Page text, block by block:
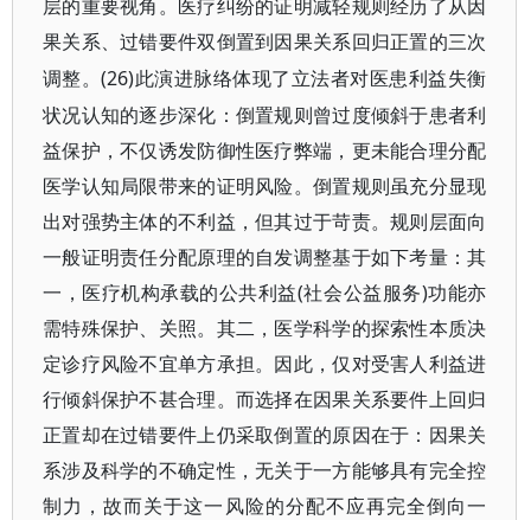
层的重要视角。医疗纠纷的证明减轻规则经历了从因
果关系、过错要件双倒置到因果关系回归正置的三次
调整。(26)此演进脉络体现了立法者对医患利益失衡
状况认知的逐步深化：倒置规则曾过度倾斜于患者利
益保护，不仅诱发防御性医疗弊端，更未能合理分配
医学认知局限带来的证明风险。倒置规则虽充分显现
出对强势主体的不利益，但其过于苛责。规则层面向
一般证明责任分配原理的自发调整基于如下考量：其
一，医疗机构承载的公共利益(社会公益服务)功能亦
需特殊保护、关照。其二，医学科学的探索性本质决
定诊疗风险不宜单方承担。因此，仅对受害人利益进
行倾斜保护不甚合理。而选择在因果关系要件上回归
正置却在过错要件上仍采取倒置的原因在于：因果关
系涉及科学的不确定性，无关于一方能够具有完全控
制力，故而关于这一风险的分配不应再完全倒向一